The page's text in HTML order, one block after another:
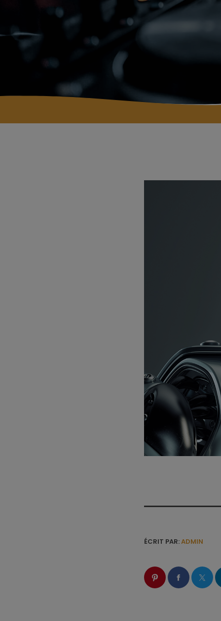
ÉCRIT PAR:ADMIN